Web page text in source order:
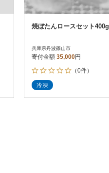
焼ぼたんロースセット400g
兵庫県丹波篠山市
寄付金額 35,000円
（0件）
冷凍